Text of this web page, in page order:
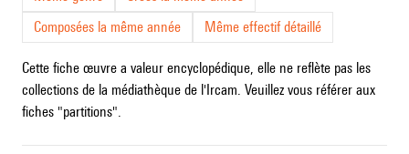
Composées la même année
Même effectif détaillé
Cette fiche œuvre a valeur encyclopédique, elle ne reflète pas les
collections de la médiathèque de l'Ircam. Veuillez vous référer aux
fiches "partitions".